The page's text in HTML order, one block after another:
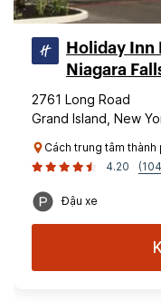
Holiday Inn
Niagara
2761 Long Road
Grand Island, New
Cách trung tâm thành
4.20
Đậu xe